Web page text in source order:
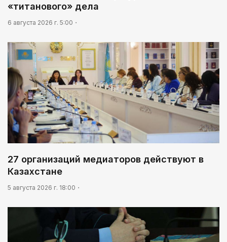
«титанового» дела
6 августа 2026 г. 5:00
27 организаций медиаторов действуют в
Казахстане
5 августа 2026 г. 18:00